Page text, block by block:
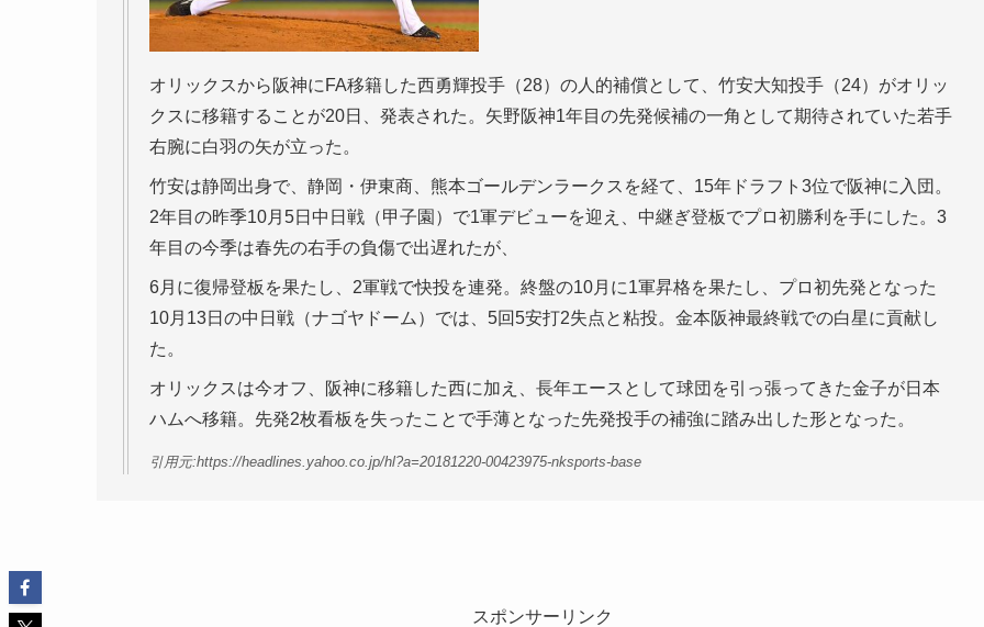
オリックスから阪神にFA移籍した西勇輝投手（28）の人的補償として、竹安大知投手（24）がオリッ
クスに移籍することが20日、発表された。矢野阪神1年目の先発候補の一角として期待されていた若手
右腕に白羽の矢が立った。
竹安は静岡出身で、静岡・伊東商、熊本ゴールデンラークスを経て、15年ドラフト3位で阪神に入団。
2年目の昨季10月5日中日戦（甲子園）で1軍デビューを迎え、中継ぎ登板でプロ初勝利を手にした。3
年目の今季は春先の右手の負傷で出遅れたが、
6月に復帰登板を果たし、2軍戦で快投を連発。終盤の10月に1軍昇格を果たし、プロ初先発となった
10月13日の中日戦（ナゴヤドーム）では、5回5安打2失点と粘投。金本阪神最終戦での白星に貢献し
た。
オリックスは今オフ、阪神に移籍した西に加え、長年エースとして球団を引っ張ってきた金子が日本
ハムへ移籍。先発2枚看板を失ったことで手薄となった先発投手の補強に踏み出した形となった。
引用元:https://headlines.yahoo.co.jp/hl?a=20181220-00423975-nksports-base
スポンサーリンク